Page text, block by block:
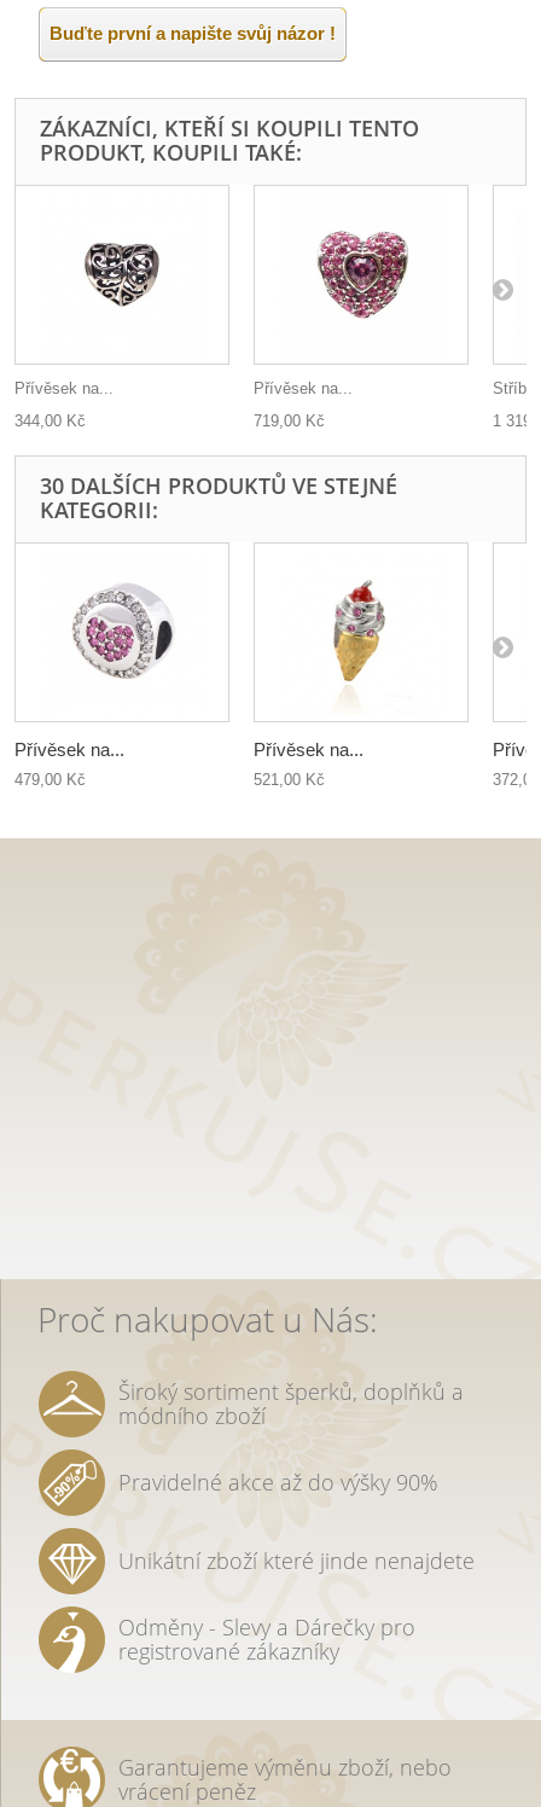
Buďte první a napište svůj názor !
ZÁKAZNÍCI, KTEŘÍ SI KOUPILI TENTO
PRODUKT, KOUPILI TAKÉ:
Přívěsek na...
344,00 Kč
Přívěsek na...
719,00 Kč
1
30 DALŠÍCH PRODUKTŮ VE STEJNÉ
KATEGORII:
Přívěsek na...
479,00 Kč
Přívěsek na...
521,00 Kč
Proč nakupovat u Nás:
Široký sortiment šperků, doplňků a
módního zboží
Pravidelné akce až do výšky 90%
Unikátní zboží které jinde nenajdete
Odměny - Slevy a Dárečky pro
registrované zákazníky
Garantujeme výměnu zboží, nebo
vrácení peněz